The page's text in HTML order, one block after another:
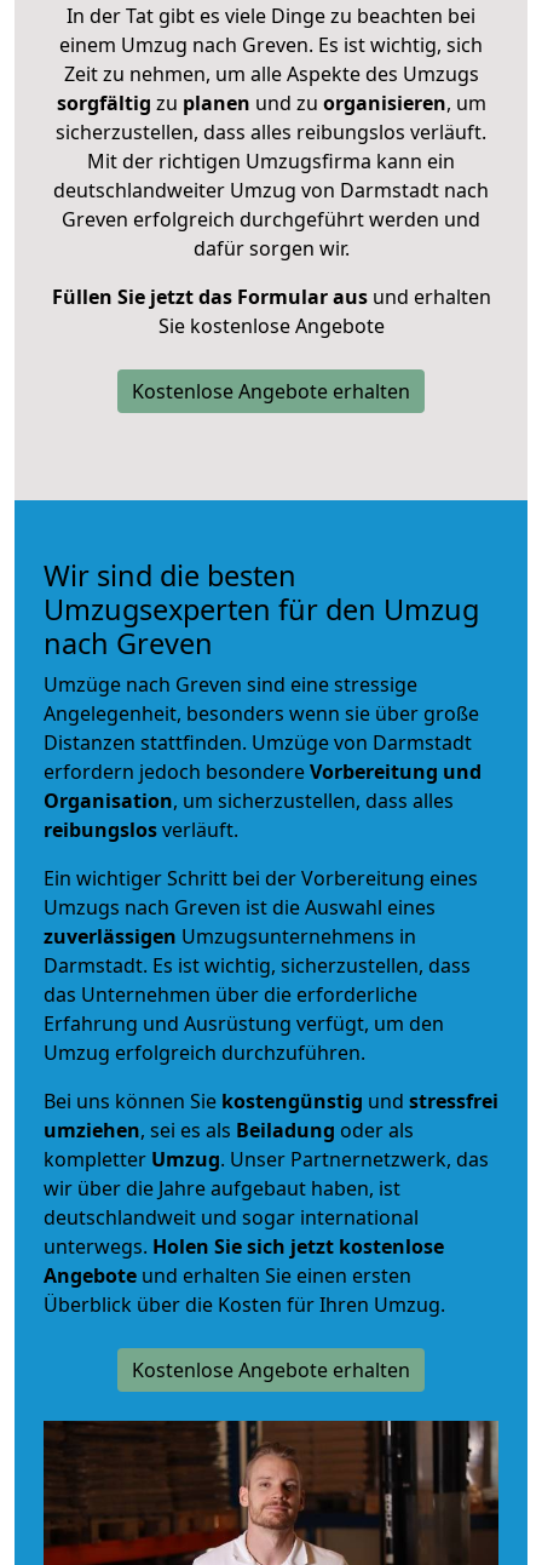
In der Tat gibt es viele Dinge zu beachten bei
einem Umzug nach Greven. Es ist wichtig, sich
Zeit zu nehmen, um alle Aspekte des Umzugs
sorgfältig zu planen und zu organisieren, um
sicherzustellen, dass alles reibungslos verläuft.
Mit der richtigen Umzugsfirma kann ein
deutschlandweiter Umzug von Darmstadt nach
Greven erfolgreich durchgeführt werden und
dafür sorgen wir.
Füllen Sie jetzt das Formular ausund erhalten
Sie kostenlose Angebote
Kostenlose Angebote erhalten
Wir sind die besten
Umzugsexperten für den Umzug
nach Greven
Umzüge nach Greven sind eine stressige
Angelegenheit, besonders wenn sie über große
Distanzen stattfinden. Umzüge von Darmstadt
erfordern jedoch besondereVorbereitung und
Organisation, um sicherzustellen, dass alles
reibungslosverläuft.
Ein wichtiger Schritt bei der Vorbereitung eines
Umzugs nach Greven ist die Auswahl eines
zuverlässigen Umzugsunternehmens in
Darmstadt. Es ist wichtig, sicherzustellen, dass
das Unternehmen über die erforderliche
Erfahrung und Ausrüstung verfügt, um den
Umzug erfolgreich durchzuführen.
Bei uns können Sie kostengünstig und stressfrei
umziehen, sei es als Beiladung oder als
kompletter Umzug. Unser Partnernetzwerk, das
wir über die Jahre aufgebaut haben, ist
deutschlandweit und sogar international
unterwegs. Holen Sie sich jetzt kostenlose
Angebote und erhalten Sie einen ersten
Überblick über die Kosten für Ihren Umzug.
Kostenlose Angebote erhalten